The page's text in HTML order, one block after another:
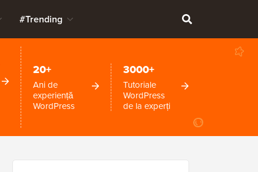
#Trending
20+
Ani de
experiență
WordPress
3000+
Tutoriale
WordPress
de la experți